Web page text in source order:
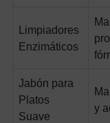
Limpiadores
Enzimáticos
Jabón para
Platos
Suave
y